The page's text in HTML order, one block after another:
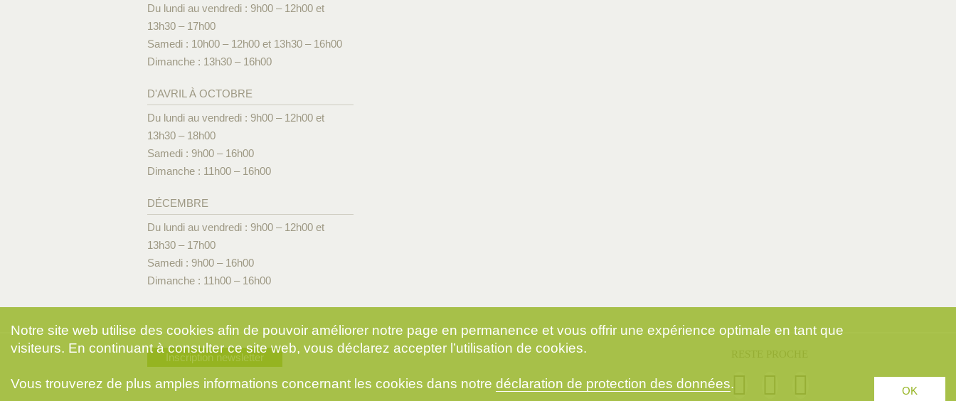
Du lundi au vendredi : 9h00 – 12h00 et
13h30 – 17h00
Samedi : 10h00 – 12h00 et 13h30 – 16h00
Dimanche : 13h30 – 16h00
D'AVRIL À OCTOBRE
Du lundi au vendredi : 9h00 – 12h00 et
13h30 – 18h00
Samedi : 9h00 – 16h00
Dimanche : 11h00 – 16h00
DÉCEMBRE
Du lundi au vendredi : 9h00 – 12h00 et
13h30 – 17h00
Samedi : 9h00 – 16h00
Dimanche : 11h00 – 16h00
Inscription newsletter
Notre site web utilise des cookies afin de pouvoir améliorer notre page en permanence et vous offrir une expérience optimale en tant que
visiteurs. En continuant à consulter ce site web, vous déclarez accepter l’utilisation de cookies.
Vous trouverez de plus amples informations concernant les cookies dans notre déclaration de protection des données. OK